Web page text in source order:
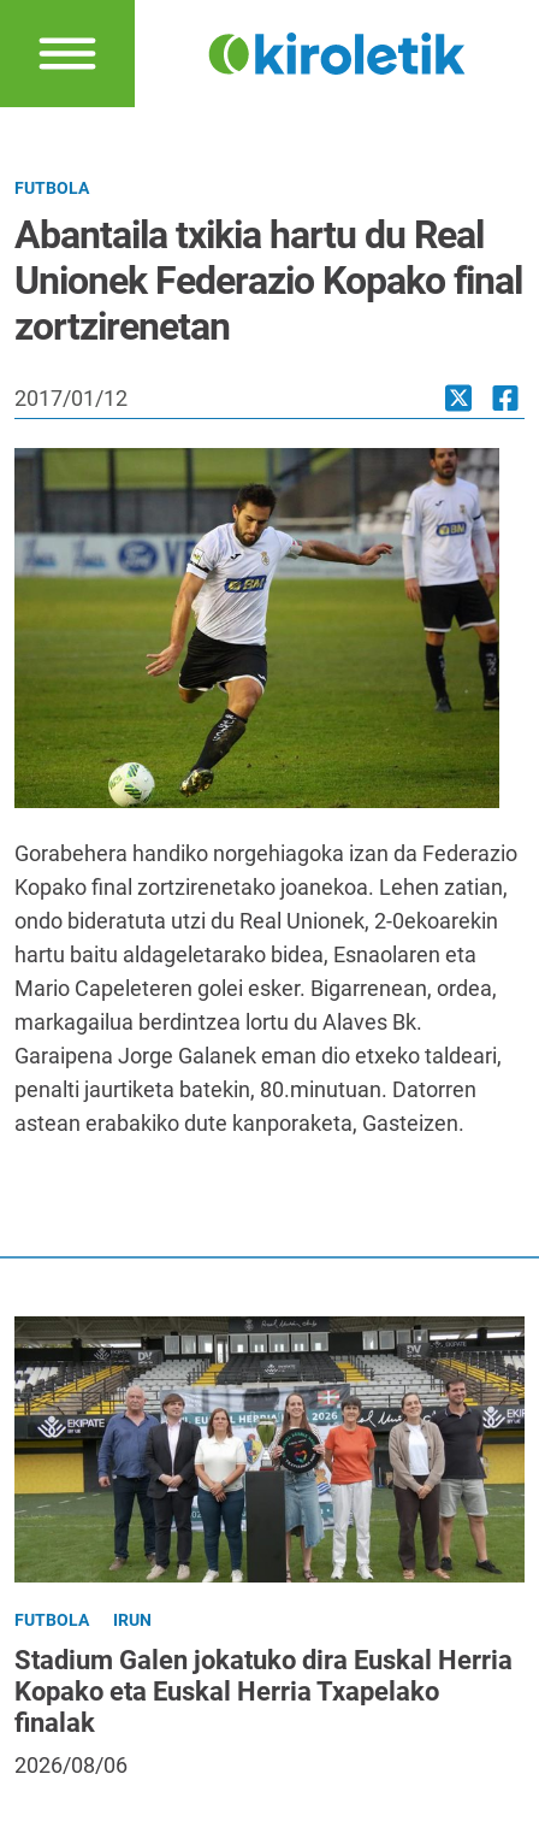
FUTBOLA
Abantaila txikia hartu du Real
Unionek Federazio Kopako final
zortzirenetan
2017/01/12
Gorabehera handiko norgehiagoka izan da Federazio
Kopako final zortzirenetako joanekoa. Lehen zatian,
ondo bideratuta utzi du Real Unionek, 2-0ekoarekin
hartu baitu aldageletarako bidea, Esnaolaren eta
Mario Capeleteren golei esker. Bigarrenean, ordea,
markagailua berdintzea lortu du Alaves Bk.
Garaipena Jorge Galanek eman dio etxeko taldeari,
penalti jaurtiketa batekin, 80.minutuan. Datorren
astean erabakiko dute kanporaketa, Gasteizen.
FUTBOLA IRUN
Stadium Galen jokatuko dira Euskal Herria
Kopako eta Euskal Herria Txapelako
finalak
2026/08/06